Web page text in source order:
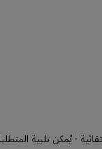
· يُمكن تلبية